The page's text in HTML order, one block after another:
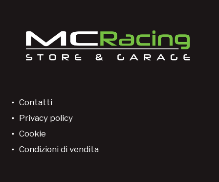
Contatti
Privacy policy
Cookie
Condizioni di vendita